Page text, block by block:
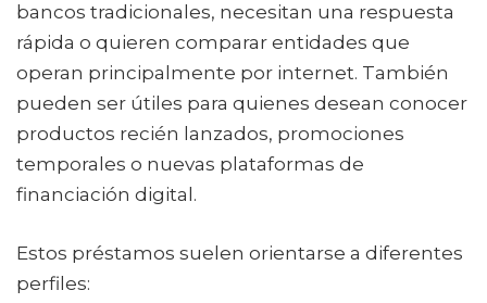
bancos tradicionales, necesitan una respuesta
rápida o quieren comparar entidades que
operan principalmente por internet. También
pueden ser útiles para quienes desean conocer
productos recién lanzados, promociones
temporales o nuevas plataformas de
financiación digital.
Estos préstamos suelen orientarse a diferentes
perfiles: